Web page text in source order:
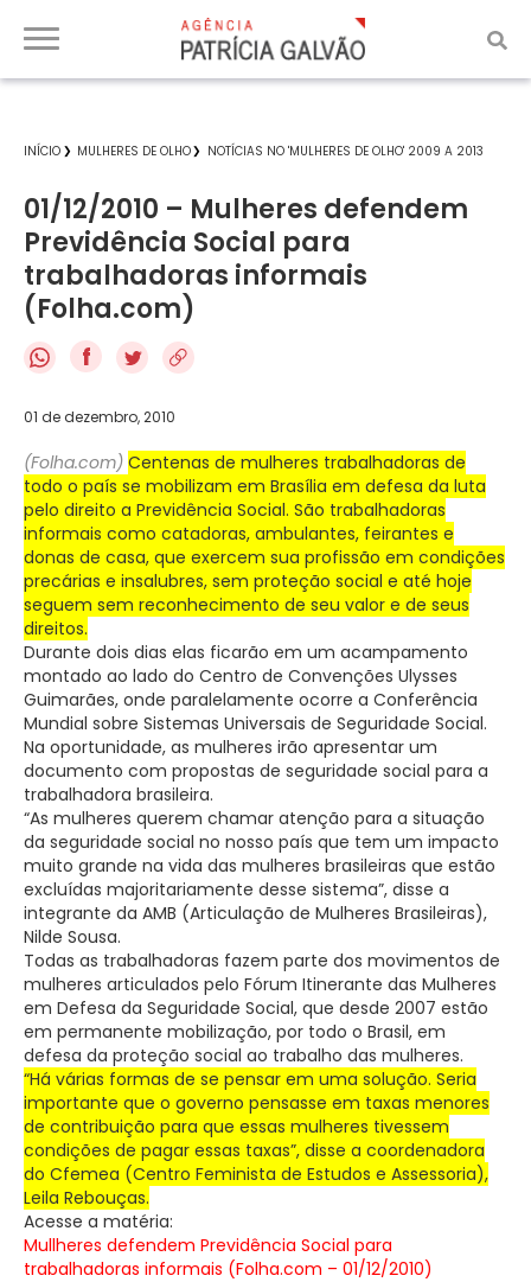
INÍCIO MULHERES DE OLHO NOTÍCIAS NO 'MULHERES DE OLHO' 2009 A 2013
01/12/2010 – Mulheres defendem
Previdência Social para
trabalhadoras informais
(Folha.com)
f
01 de dezembro, 2010
(Folha.com) Centenas de mulheres trabalhadoras de
todo o país se mobilizam em Brasília em defesa da luta
pelo direito a Previdência Social. São trabalhadoras
informais como catadoras, ambulantes, feirantes e
donas de casa, que exercem sua profissão em condições
precárias e insalubres, sem proteção social e até hoje
seguem sem reconhecimento de seu valor e de seus
direitos.
Durante dois dias elas ficarão em um acampamento
montado ao lado do Centro de Convenções Ulysses
Guimarães, onde paralelamente ocorre a Conferência
Mundial sobre Sistemas Universais de Seguridade Social.
Na oportunidade, as mulheres irão apresentar um
documento com propostas de seguridade social para a
trabalhadora brasileira.
“As mulheres querem chamar atenção para a situação
da seguridade social no nosso país que tem um impacto
muito grande na vida das mulheres brasileiras que estão
excluídas majoritariamente desse sistema”, disse a
integrante da AMB (Articulação de Mulheres Brasileiras),
Nilde Sousa.
Todas as trabalhadoras fazem parte dos movimentos de
mulheres articulados pelo Fórum Itinerante das Mulheres
em Defesa da Seguridade Social, que desde 2007 estão
em permanente mobilização, por todo o Brasil, em
defesa da proteção social ao trabalho das mulheres.
“Há várias formas de se pensar em uma solução. Seria
importante que o governo pensasse em taxas menores
de contribuição para que essas mulheres tivessem
condições de pagar essas taxas”, disse a coordenadora
do Cfemea (Centro Feminista de Estudos e Assessoria),
Leila Rebouças.
Acesse a matéria:
Mullheres defendem Previdência Social para
trabalhadoras informais (Folha.com – 01/12/2010)